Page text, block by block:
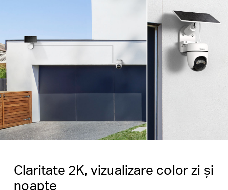
Claritate 2K, vizualizare color zi și
noapte